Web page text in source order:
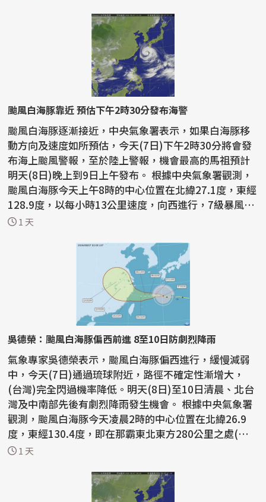
颱風白海豚靠近 預估下午2時30分發布海警
颱風白海豚逐漸接近，中央氣象署表示，如果白海豚移
動方向及速度如所預估，今天(7日)下午2時30分將會發
布海上颱風警報，至於陸上警報，機會最高的馬祖預計
明天(8日)晚上到9日上午發布。 根據中央氣象署觀測，
颱風白海豚今天上午8時的中心位置在北緯27.1度，東經
128.9度，以每小時13公里速度，向西進行，7級暴風半
徑為...
1 天
吳德榮：颱風白海豚偏西前進 8至10日防劇烈降雨
氣象專家吳德榮表示，颱風白海豚偏西進行，緩慢減弱
中，今天(7日)通過琉球附近，路徑不確定性漸增大，
(台灣)完全閃過機率降低。明天(8日)至10日清晨、北台
灣及中南部先後有劇烈降雨發生機會。 根據中央氣象署
觀測，颱風白海豚今天凌晨2時的中心位置在北緯26.9
度，東經130.4度，即在那霸東北東方280公里之處(台
北東北東...
1 天